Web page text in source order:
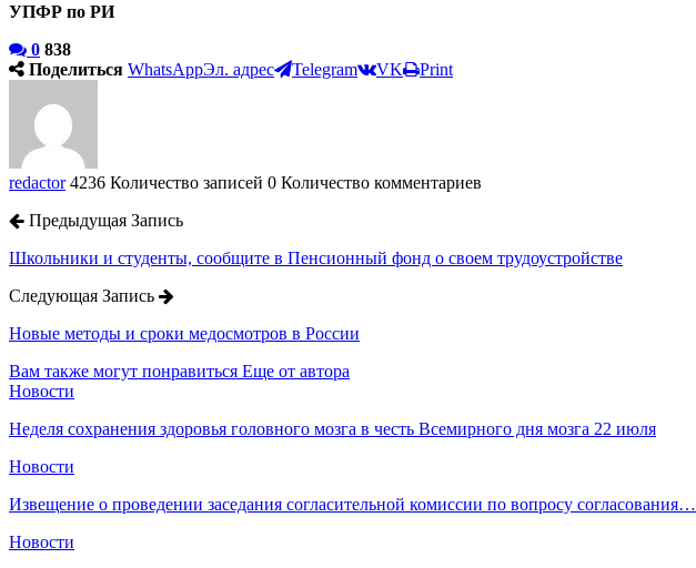
УПФР по РИ
0 838
Поделиться WhatsAppЭл. адрес Telegram VK Print
redactor 4236 Количество записей 0 Количество комментариев
Предыдущая Запись
Школьники и студенты, сообщите в Пенсионный фонд о своем трудоустройстве
Следующая Запись
Новые методы и сроки медосмотров в России
Вам также могут понравиться Еще от автора
Новости
Неделя сохранения здоровья головного мозга в честь Всемирного дня мозга 22 июля
Новости
Извещение о проведении заседания согласительной комиссии по вопросу согласования…
Новости